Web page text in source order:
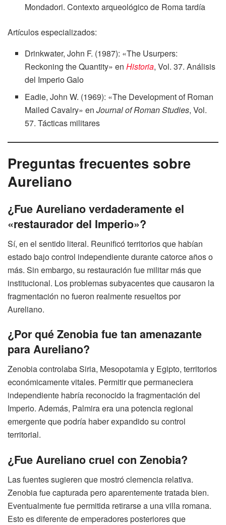
Mondadori. Contexto arqueológico de Roma tardía
Artículos especializados:
Drinkwater, John F. (1987): «The Usurpers:
Reckoning the Quantity» enHistoria, Vol. 37. Análisis
del Imperio Galo
Eadie, John W. (1969): «The Development of Roman
Mailed Cavalry» enJournal of Roman Studies, Vol.
57. Tácticas militares
Preguntas frecuentes sobre
Aureliano
¿Fue Aureliano verdaderamente el
«restaurador del Imperio»?
Sí, en el sentido literal. Reunificó territorios que habían
estado bajo control independiente durante catorce años o
más. Sin embargo, su restauración fue militar más que
institucional. Los problemas subyacentes que causaron la
fragmentación no fueron realmente resueltos por
Aureliano.
¿Por qué Zenobia fue tan amenazante
para Aureliano?
Zenobia controlaba Siria, Mesopotamia y Egipto, territorios
económicamente vitales. Permitir que permaneciera
independiente habría reconocido la fragmentación del
Imperio. Además, Palmira era una potencia regional
emergente que podría haber expandido su control
territorial.
¿Fue Aureliano cruel con Zenobia?
Las fuentes sugieren que mostró clemencia relativa.
Zenobia fue capturada pero aparentemente tratada bien.
Eventualmente fue permitida retirarse a una villa romana.
Esto es diferente de emperadores posteriores que